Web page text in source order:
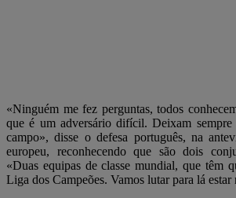
«Ninguém me fez perguntas, todos
que é um adversário difícil. Deixam
campo», disse o defesa português, na
europeu, reconhecendo que são dois
«Duas equipas de classe mundial, que têm
Liga dos Campeões. Vamos lutar para lá